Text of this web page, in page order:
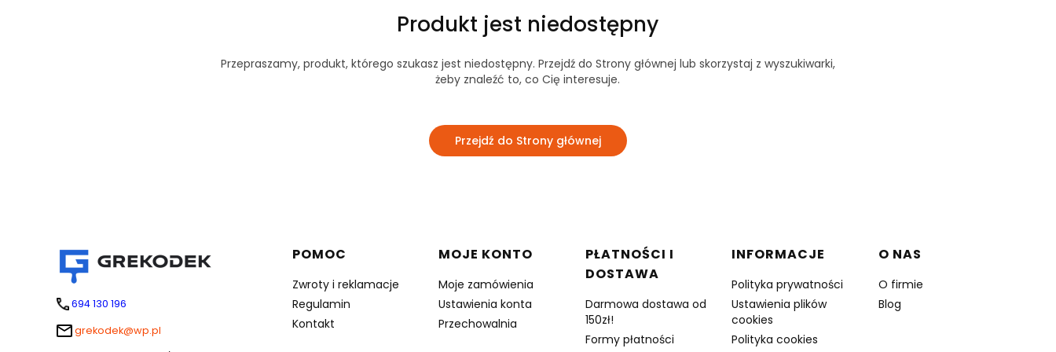
Produkt jest niedostępny
Przepraszamy, produkt, którego szukasz jest niedostępny. Przejdź do Strony głównej lub skorzystaj z wyszukiwarki,
żeby znaleźć to, co Cię interesuje.
Przejdź do Strony głównej
694 130 196
grekodek@wp.pl
Linki w stopce
POMOC
Zwroty i reklamacje
Regulamin
Kontakt
MOJE KONTO
Moje zamówienia
Ustawienia konta
Przechowalnia
PŁATNOŚCI I
DOSTAWA
Darmowa dostawa od
150zł!
Formy płatności
INFORMACJE
Polityka prywatności
Ustawienia plików
cookies
Polityka cookies
O NAS
O firmie
Blog